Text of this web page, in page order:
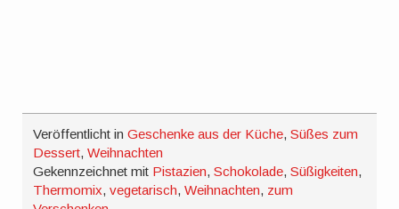
Veröffentlicht inGeschenke aus der Küche,Süßes zum
Dessert,Weihnachten
Gekennzeichnet mit Pistazien,Schokolade,Süßigkeiten,
Thermomix,vegetarisch,Weihnachten, zum